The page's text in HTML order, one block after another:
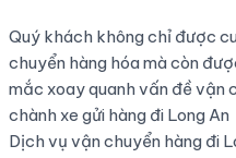
Quý khách không chỉ được
chuyển hàng hóa mà còn
mắc xoay quanh vấn đề vận
chành xe gửi hàng đi Long An
Dịch vụ vận chuyển hàng đi